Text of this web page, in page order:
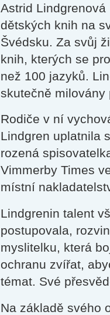
Astrid
dětských knih na
Švédsku. Za svůj
knih, kterých se
než 100 jazyků.
skutečně milovány
Rodiče v ní
Lindgren uplatnila
rozená
Vimmerby Times
místní
Lindgrenin talent
postupovala,
myslitelku, která
ochranu zvířat,
témat. Své
Na základě svého